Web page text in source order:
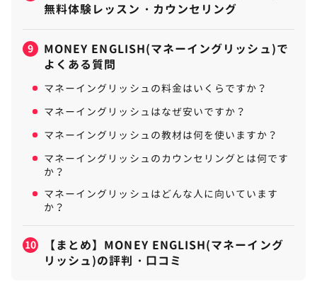
無料体験レッスン・カウンセリング
9
MONEY ENGLISH(マネーイングリッシュ)で
よくある質問
マネーイングリッシュの料金はいくらですか？
マネーイングリッシュはなぜ安いですか？
マネーイングリッシュの教材は何を使いますか？
マネーイングリッシュのカウンセリングとは何です
か？
マネーイングリッシュはどんな人に向いています
か？
10
【まとめ】MONEY ENGLISH(マネーイング
リッシュ)の評判・口コミ